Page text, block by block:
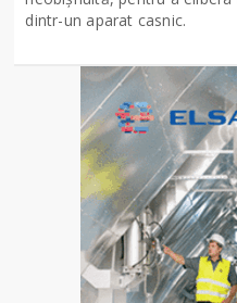
dintr-un aparat casnic.